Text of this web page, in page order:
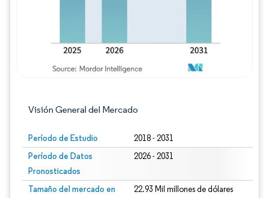
Visión General del Mercado
Período de Estudio 2018 - 2031
Período de Datos
Pronosticados
2026 - 2031
Tamaño del mercado en
22.93 Mil millones de dólares